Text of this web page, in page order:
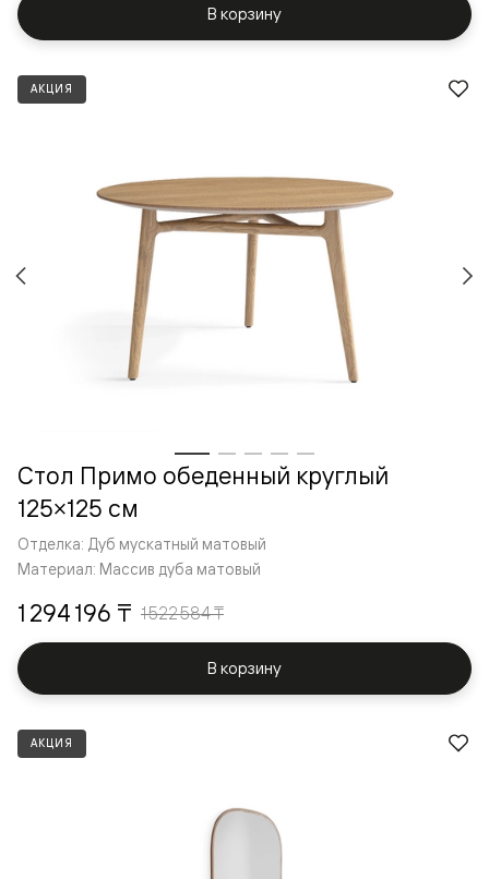
В корзину
АКЦИЯ
Стол Примо обеденный круглый
125×125 см
Отделка: Дуб мускатный матовый
Материал: Массив дуба матовый
1 294 196 ₸ 1 522 584 ₸
В корзину
АКЦИЯ